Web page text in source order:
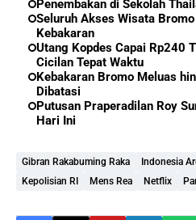
Penembakan di Sekolah
Seluruh Akses Wisata
Kebakaran
Utang Kopdes Capai Rp240
Cicilan Tepat Waktu
Kebakaran Bromo Meluas
Dibatasi
Putusan Praperadilan Roy
Hari Ini
Gibran Rakabuming Raka Indonesia
Kepolisian RI
Mens Rea Netflix